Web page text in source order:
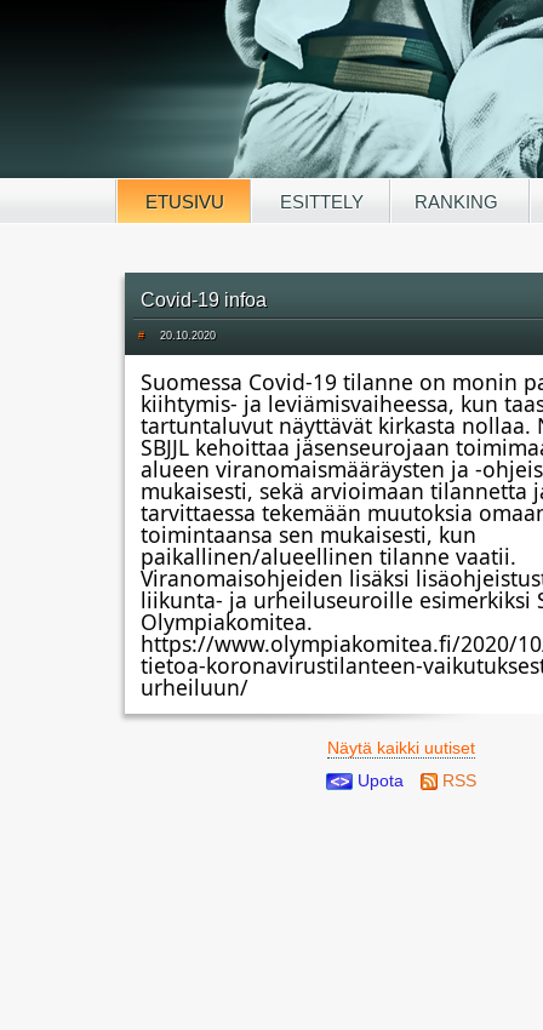
ETUSIVU ESITTELY RANKING
Covid-19 infoa
# 20.10.2020
Suomessa Covid-19 tilanne on monin
kiihtymis- ja leviämisvaiheessa, kun
tartuntaluvut näyttävät kirkasta nollaa.
SBJJL kehoittaa jäsenseurojaan
alueen viranomaismääräysten ja -
mukaisesti, sekä arvioimaan tilannetta
tarvittaessa tekemään muutoksia
toimintaansa sen mukaisesti, kun
paikallinen/alueellinen tilanne vaatii.
Viranomaisohjeiden lisäksi
liikunta- ja urheiluseuroille esimerkiksi
Olympiakomitea.
https://www.olympiakomitea.fi/2020/
tietoa-koronavirustilanteen-
urheiluun/
Näytä kaikki uutiset
Upota
RSS